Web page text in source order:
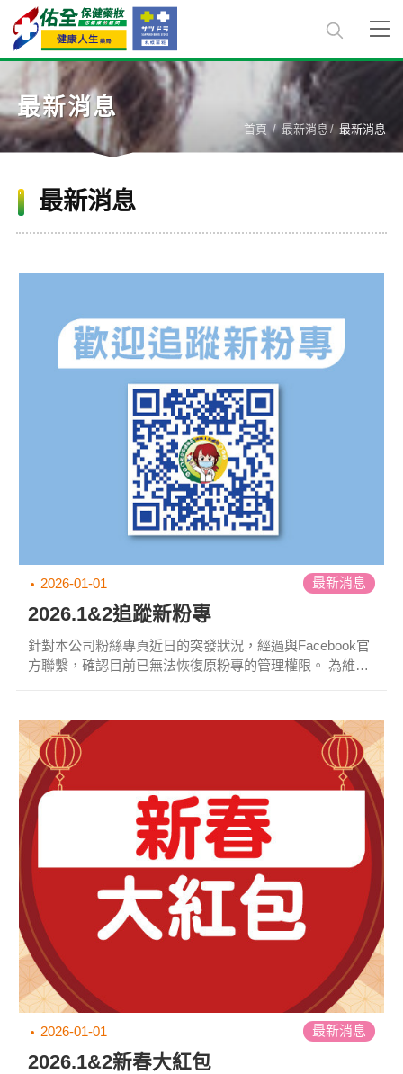
最新消息
首頁 最新消息 最新消息
最新消息
2026-01-01 最新消息
2026.1&2追蹤新粉專
針對本公司粉絲專頁近日的突發狀況，經過與Facebook官
方聯繫，確認目前已無法恢復原粉專的管理權限。 為維持
務必使用以下正確連結。
https://www.facebook.com/yourchance...
2026-01-01 最新消息
2026.1&2新春大紅包